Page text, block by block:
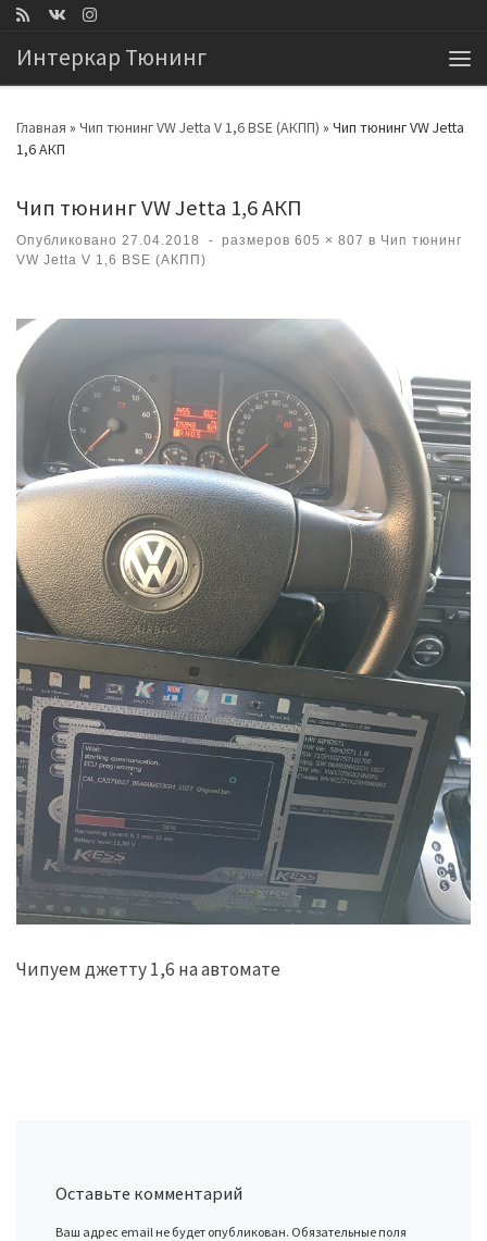
Интеркар Тюнинг
Главная » Чип тюнинг VW Jetta V 1,6 BSE (АКПП) » Чип тюнинг VW Jetta
1,6 АКП
Чип тюнинг VW Jetta 1,6 АКП
Опубликовано 27.04.2018 - размеров 605 × 807 в Чип тюнинг
VW Jetta V 1,6 BSE (АКПП)
Навигация по изображениям
Чипуем джетту 1,6 на автомате
Оставьте комментарий
Ваш адрес email не будет опубликован. Обязательные поля